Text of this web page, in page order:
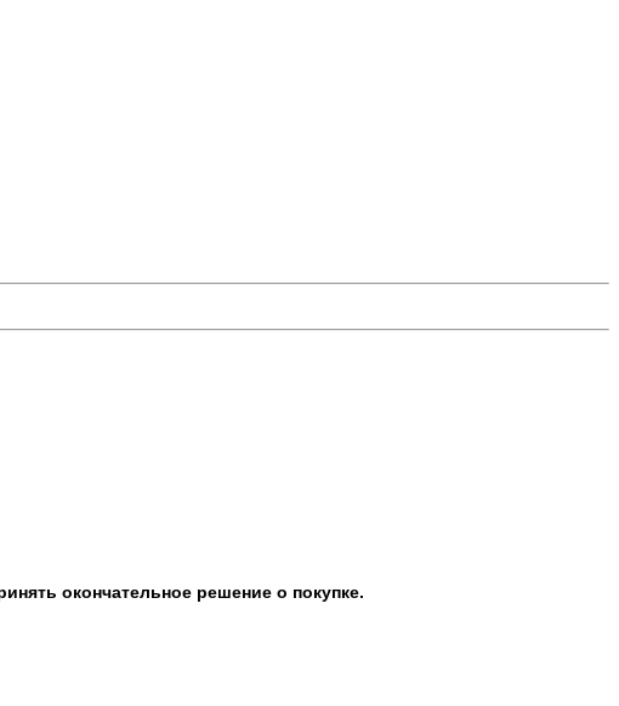
окончательное решение о покупке.